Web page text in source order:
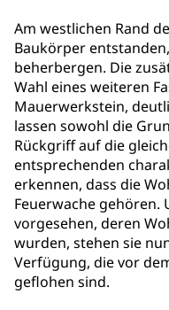
Am westlichen Rand
Baukörper
beherbergen. Die
Wahl eines weiteren
Mauerwerkstein,
lassen sowohl die
Rückgriff auf die
entsprechenden
erkennen, dass die
Feuerwache
vorgesehen, deren
wurden, stehen sie
Verfügung, die vor
geflohen sind.